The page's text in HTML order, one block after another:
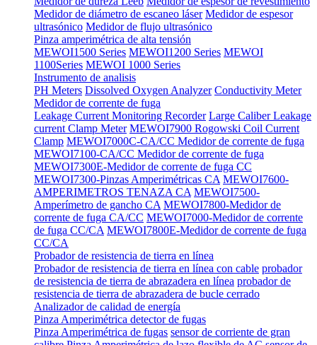
Medidor de diámetro de escaneo láser Medidor de espesor
ultrasónico Medidor de flujo ultrasónico
Pinza amperimétrica de alta tensión
MEWOI1500 Series MEWOI1200 Series MEWOI
1100Series MEWOI 1000 Series
Instrumento de analisis
PH Meters Dissolved Oxygen Analyzer Conductivity Meter
Medidor de corrente de fuga
Leakage Current Monitoring Recorder Large Caliber Leakage
current Clamp Meter MEWOI7900 Rogowski Coil Current
Clamp MEWOI7000C-CA/CC Medidor de corrente de fuga
MEWOI7100-CA/CC Medidor de corrente de fuga
MEWOI7300E-Medidor de corrente de fuga CC
MEWOI7300-Pinzas Amperimétricas CA MEWOI7600-
AMPERIMETROS TENAZA CA MEWOI7500-
Amperímetro de gancho CA MEWOI7800-Medidor de
corrente de fuga CA/CC MEWOI7000-Medidor de corrente
de fuga CC/CA MEWOI7800E-Medidor de corrente de fuga
CC/CA
Probador de resistencia de tierra en línea
Probador de resistencia de tierra en línea con cable probador
de resistencia de tierra de abrazadera en línea probador de
resistencia de tierra de abrazadera de bucle cerrado
Analizador de calidad de energía
Pinza Amperimétrica detector de fugas
Pinza Amperimétrica de fugas sensor de corriente de gran